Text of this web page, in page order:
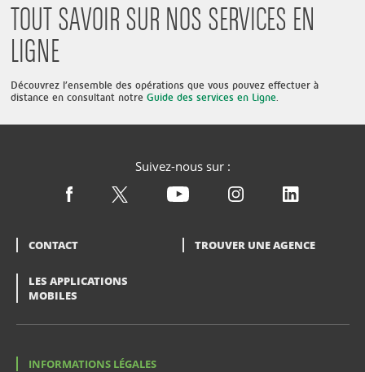
TOUT SAVOIR SUR NOS SERVICES EN
LIGNE
Découvrez l’ensemble des opérations que vous pouvez effectuer à
distance en consultant notre Guide des services en Ligne.
Suivez-nous sur :
CONTACT TROUVER UNE AGENCE
LES APPLICATIONS
MOBILES
INFORMATIONS LÉGALES